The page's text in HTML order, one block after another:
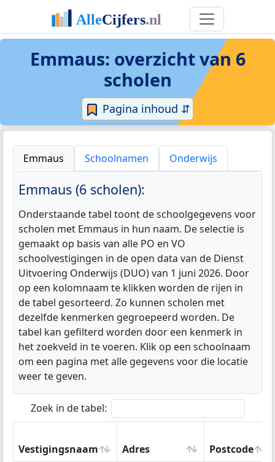
Emmaus: overzicht van 6
scholen
Pagina inhoud ⇵
Emmaus Schoolnamen Onderwijs
Emmaus (6 scholen):
Onderstaande tabel toont de schoolgegevens voor
scholen met Emmaus in hun naam. De selectie is
gemaakt op basis van alle PO en VO
schoolvestigingen in de open data van de Dienst
Uitvoering Onderwijs (DUO) van 1 juni 2026. Door
op een kolomnaam te klikken worden de rijen in
de tabel gesorteerd. Zo kunnen scholen met
dezelfde kenmerken gegroepeerd worden. De
tabel kan gefilterd worden door een kenmerk in
het zoekveld in te voeren. Klik op een schoolnaam
om een pagina met alle gegevens voor die locatie
weer te geven.
Zoek in de tabel:
Vestigingsnaam Adres
Postcode